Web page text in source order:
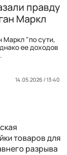
правду
Маркл
Маркл "по сути,
ее доходов
14.05.2026 / 13:40
товаров для
разрыва